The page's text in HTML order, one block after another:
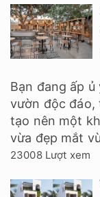
Bạn đang ấp
vườn độc đáo,
tạo nên một
vừa đẹp mắt
23008 Lượt xem